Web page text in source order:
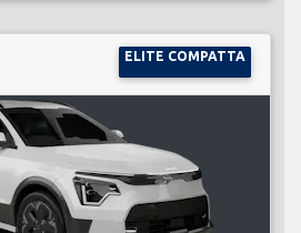
ELITE COMPATTA